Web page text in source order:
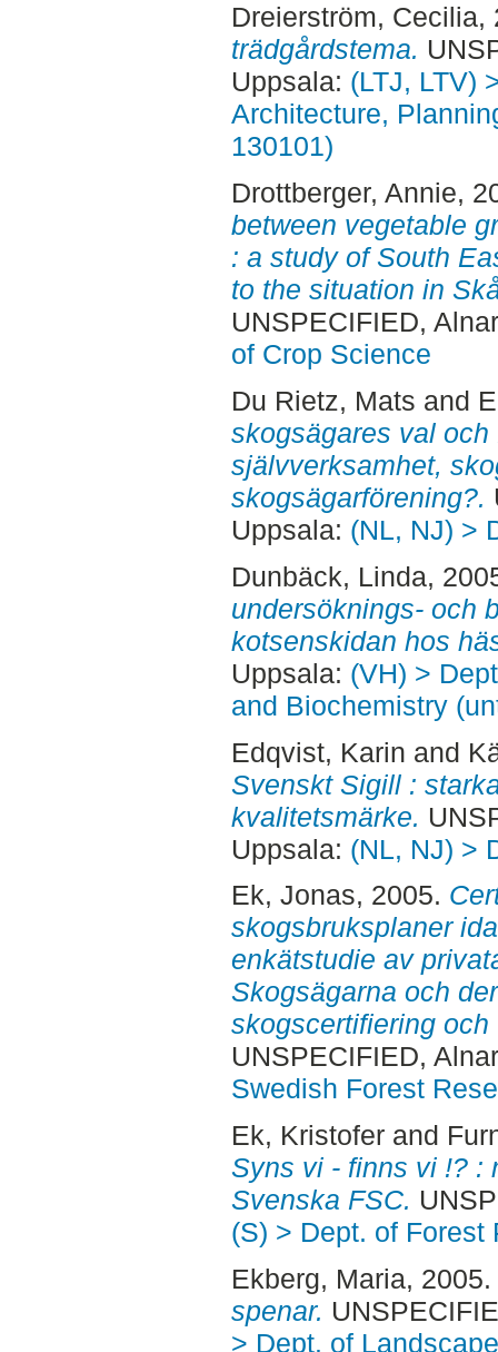
Dreierström, Cecilia,
trädgårdstema.
Uppsala: (LTJ, LTV)
Architecture,
130101)
Drottberger, Annie,
between vegetable
: a study of South
to the situation in
UNSPECIFIED,
of Crop Science
Du Rietz, Mats and
skogsägares val och
självverksamhet,
skogsägarförening?.
Uppsala: (NL, NJ) >
Dunbäck, Linda,
undersöknings- och
kotsenskidan hos
Uppsala: (VH) >
and Biochemistry
Edqvist, Karin and
Svenskt Sigill :
kvalitetsmärke.
Uppsala: (NL, NJ) >
Ek, Jonas, 2005.
skogsbruksplaner
enkätstudie av
Skogsägarna och
skogscertifiering
UNSPECIFIED,
Swedish Forest
Ek, Kristoferand
Syns vi - finns vi !? :
Svenska FSC.
(S) > Dept. of Forest
Ekberg, Maria, 2005.
spenar.
> Dept. of